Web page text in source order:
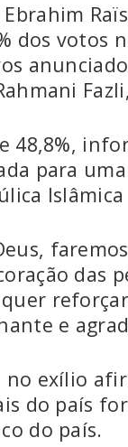
dos votos
48,8%,
para
das
e
no exílio
do país
do país.